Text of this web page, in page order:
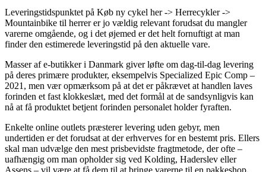
Leveringstidspunktet på Køb ny cykel her -> Herrecykler ->
Mountainbike til herrer er jo vældig relevant forudsat du mangler
varerne omgående, og i det øjemed er det helt fornuftigt at man
finder den estimerede leveringstid på den aktuelle vare.
Masser af e-butikker i Danmark giver løfte om dag-til-dag levering
på deres primære produkter, eksempelvis Specialized Epic Comp –
2021, men vær opmærksom på at det er påkrævet at handlen laves
forinden et fast klokkeslæt, med det formål at de sandsynligvis kan
nå at få produktet betjent forinden personalet holder fyraften.
Enkelte online outlets præsterer levering uden gebyr, men
undertiden er det forudsat at der erhverves for en bestemt pris. Ellers
skal man udvælge den mest prisbevidste fragtmetode, der ofte –
uafhængig om man opholder sig ved Kolding, Haderslev eller
Assens – vil være at få dem til at bringe varerne til en pakkeshop.